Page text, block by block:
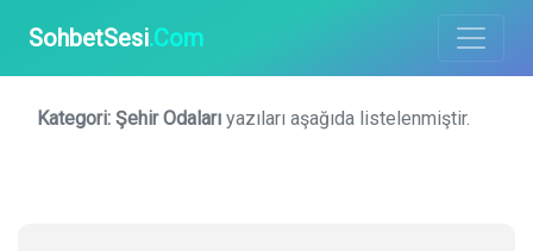
SohbetSesi.Com
Kategori: Şehir Odaları yazıları aşağıda listelenmiştir.